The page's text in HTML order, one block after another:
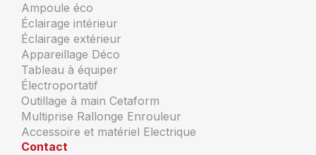
Ampoule éco
Éclairage intérieur
Éclairage extérieur
Appareillage Déco
Tableau à équiper
Électroportatif
Outillage à main Cetaform
Multiprise Rallonge Enrouleur
Accessoire et matériel Electrique
Contact